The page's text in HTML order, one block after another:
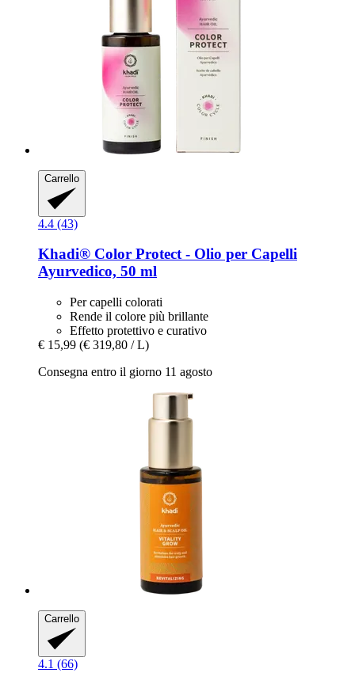
Carrello
4.4 (43)
Khadi® Color Protect -​ Olio per Capelli
Ayurvedico, 50 ml
Per capelli colorati
Rende il colore più brillante
Effetto protettivo e curativo
€ 15,99 (€ 319,80 / L)
Consegna entro il giorno 11 agosto
Carrello
4.1 (66)